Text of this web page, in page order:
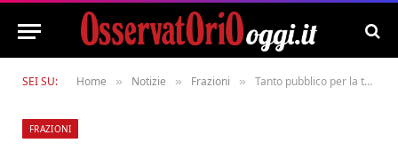
SEI SU: Home » Notizie » Frazioni » Tanto pubblico per la tradizionale sagra delle fave e delle frittelle a Cocolicchio
FRAZIONI